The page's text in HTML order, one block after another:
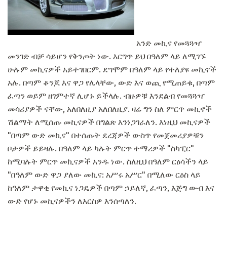
አንድ መኪና የመጓጓዣ
መንገድ ብቻ ሳይሆን የቅንጦት ነው. እርግጥ ይህ በዓለም ላይ ለሚገኙ
ሁሉም መኪናዎች አይተገበርም. ደግሞም በዓለም ላይ የተለያዩ መኪኖች
አሉ. በጣም ቆንጆ እና ዋጋ የሌላቸው, ውድ እና ወጪ የሚጠይቁ, በጣም
ፈጣን ወይም ዘገምተኛ ሊሆኑ ይችላሉ. ብዙዎቹ እንደልብ የመጓጓዣ
መሳሪያዎች ናቸው, አለበለዚያ አለበለዚያ. ዛሬ ግን ስለ ምርጥ መኪኖች
ሽልማት ለሚሰጡ መኪናዎች በግልጽ እንነጋገራለን. እነዚህ መኪናዎች
"በጣም ውድ መኪና" በተሰጡት ደረጃዎች ውስጥ የመጀመሪያዎቹን
ቦታዎች ይይዛሉ. በዓለም ላይ ካሉት ምርጥ ተማሪዎች "ስካፒር"
ከሚባሉት ምርጥ መኪናዎች አንዱ ነው. ስለዚህ በዓለም ርዕሳችን ላይ
"በዓለም ውድ ዋጋ ያለው መኪና: አሥሩ አሥር" በሚለው ርዕስ ላይ
ከዓለም ታዋቂ የመኪና ነጋዴዎች በጣም ኃይለኛ, ፈጣን, እጅግ ውብ እና
ውድ የሆኑ መኪናዎችን ለእርስዎ እንሰጣለን.